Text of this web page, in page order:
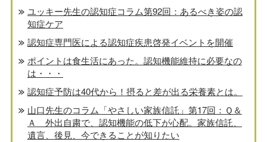
ユッキー先生の認知症コラム第92回：あるべき姿の認
知症ケア
認知症専門医による認知症疾患啓発イベントを開催
ポイントは食生活にあった。認知機能維持に必要なの
は・・・
認知症予防は40代から！摂ると差が出る栄養素とは。
山口先生のコラム「やさしい家族信託」第17回：Ｑ＆
Ａ 外出自粛で、認知機能の低下が心配。家族信託、
遺言、後見、今できることが知りたい